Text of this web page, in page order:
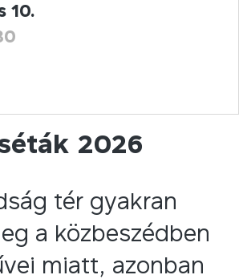
10.
2026
tér gyakran
a közbeszédben
miatt, azonban